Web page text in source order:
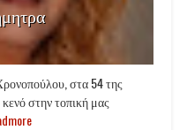
στα 54 της
στην τοπική μας